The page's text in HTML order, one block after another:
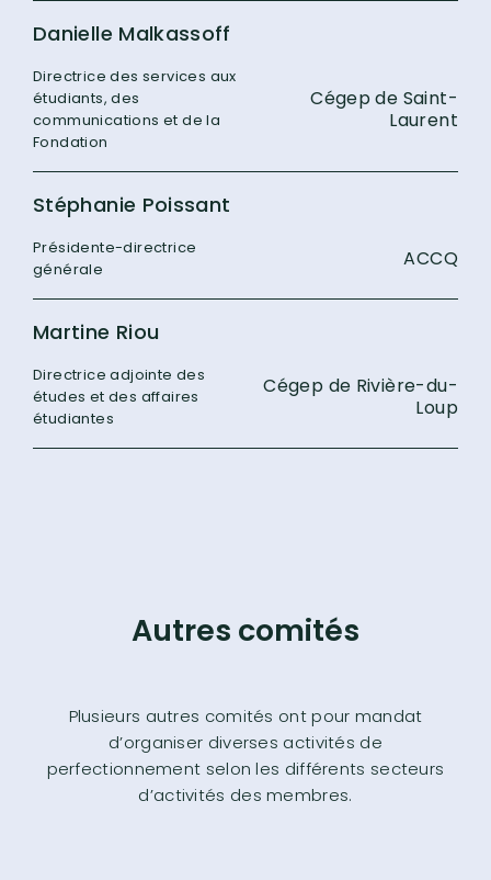
Danielle Malkassoff
Directrice des services aux
étudiants, des
communications et de la
Fondation
Cégep de Saint-
Laurent
Stéphanie Poissant
Présidente-directrice
générale
ACCQ
Martine Riou
Directrice adjointe des
études et des affaires
étudiantes
Cégep de Rivière-du-
Loup
Autres comités
Plusieurs autres comités ont pour mandat
d’organiser diverses activités de
perfectionnement selon les différents secteurs
d’activités des membres.